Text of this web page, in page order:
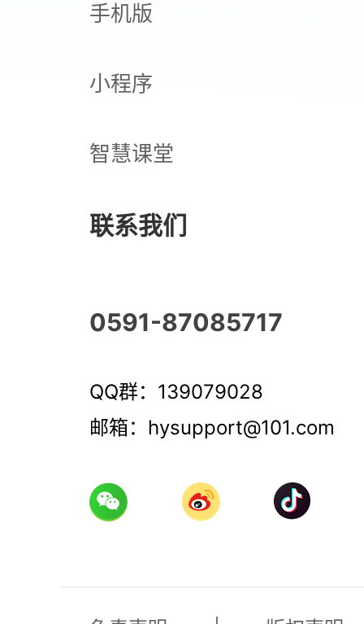
手机版
小程序
智慧课堂
联系我们
0591-87085717
QQ群：139079028
邮箱：hysupport@101.com